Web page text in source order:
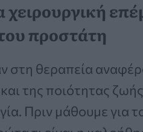
προστάτη
στη θεραπεία
της ποιότητας
Πριν μάθουμε για το